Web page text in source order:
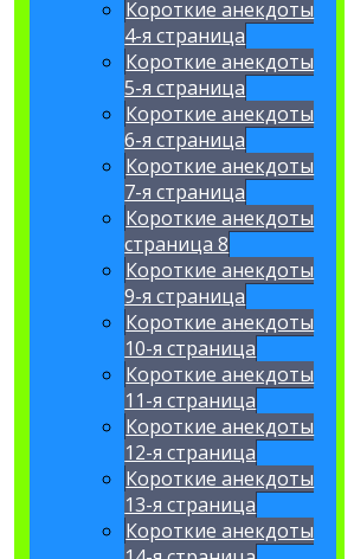
Короткие анекдоты
4-я страница
Короткие анекдоты
5-я страница
Короткие анекдоты
6-я страница
Короткие анекдоты
7-я страница
Короткие анекдоты
страница 8
Короткие анекдоты
9-я страница
Короткие анекдоты
10-я страница
Короткие анекдоты
11-я страница
Короткие анекдоты
12-я страница
Короткие анекдоты
13-я страница
Короткие анекдоты